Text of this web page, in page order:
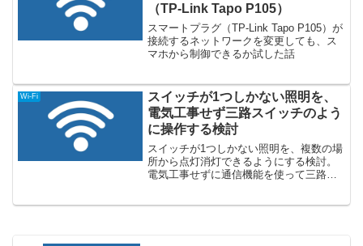
（TP-Link Tapo P105）
スマートプラグ（TP-Link Tapo P105）が
接続するネットワークを変更しても、ス
マホから制御できるか試した話
Wi-Fi
スイッチが1つしかない照明を、
電気工事せず三路スイッチのよう
に操作する検討
スイッチが1つしかない照明を、複数の場
所から点灯消灯できるようにする検討。
電気工事せずに通信機能を使って三路ス